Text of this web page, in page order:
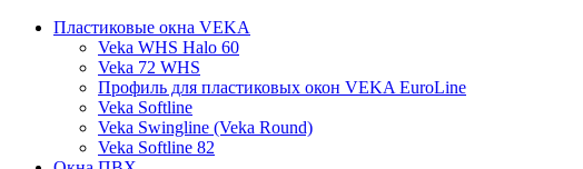
Пластиковые окна VEKA
Veka WHS Halo 60
Veka 72 WHS
Профиль для пластиковых окон VEKA EuroLine
Veka Softline
Veka Swingline (Veka Round)
Veka Softline 82